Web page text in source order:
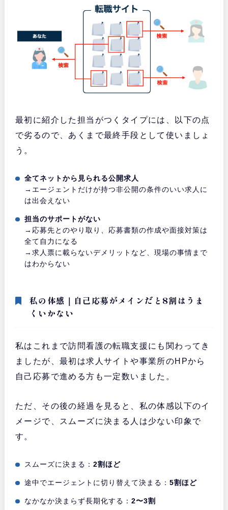
最初に紹介した担当がつくタイプには、以下の点
で劣るので、あくまで最終手段として使いましょ
う。
全てネットから見られる公開求人
→エージェントだけが持つ非公開の条件のいい求人に
は出会えない
担当のサポートがない
→応募先とのやり取り、応募書類の作成や面接対策は
全て自力になる
→求人票に載らないデメリットなど、現場の事情まで
はわからない
私の体感｜自己応募がメインだと8割はうま
くいかない
私はこれまで訪問看護の転職支援にも関わってき
ましたが、最初は求人サイトや事業所のHPから
自己応募で進める方も一定数いました。
ただ、その後の経過を見ると、私の体感以下のイ
メージで、スムーズに決まる人は少ない印象で
す。
スムーズに決まる：2割ほど
途中でエージェントに切り替えて決まる：5割ほど
なかなか決まらず長期化する：2〜3割